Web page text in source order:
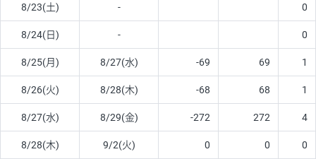
8/23(土) - 0
8/24(日) - 0
8/25(月) 8/27(水) -69 69 1
8/26(火) 8/28(木) -68 68 1
8/27(水) 8/29(金) -272 272 4
8/28(木) 9/2(火) 0 0 0